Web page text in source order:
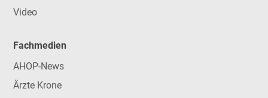
Video
Fachmedien
AHOP-News
Ärzte Krone